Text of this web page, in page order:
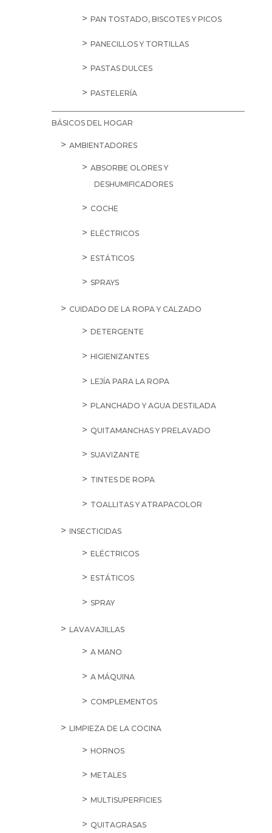
PAN TOSTADO, BISCOTES Y PICOS
PANECILLOS Y TORTILLAS
PASTAS DULCES
PASTELERÍA
BÁSICOS DEL HOGAR
AMBIENTADORES
ABSORBE OLORES Y
DESHUMIFICADORES
COCHE
ELÉCTRICOS
ESTÁTICOS
SPRAYS
CUIDADO DE LA ROPA Y CALZADO
DETERGENTE
HIGIENIZANTES
LEJÍA PARA LA ROPA
PLANCHADO Y AGUA DESTILADA
QUITAMANCHAS Y PRELAVADO
SUAVIZANTE
TINTES DE ROPA
TOALLITAS Y ATRAPACOLOR
INSECTICIDAS
ELÉCTRICOS
ESTÁTICOS
SPRAY
LAVAVAJILLAS
A MANO
A MÁQUINA
COMPLEMENTOS
LIMPIEZA DE LA COCINA
HORNOS
METALES
MULTISUPERFICIES
QUITAGRASAS